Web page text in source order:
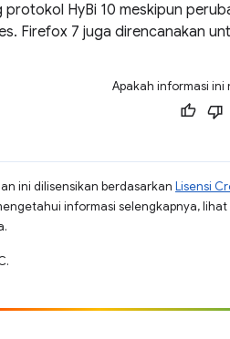
protokol HyBi 10 meskipun
Firefox 7 juga direncanakan
Apakah informasi ini
ini dilisensikan berdasarkan Lisensi
informasi selengkapnya, lihat